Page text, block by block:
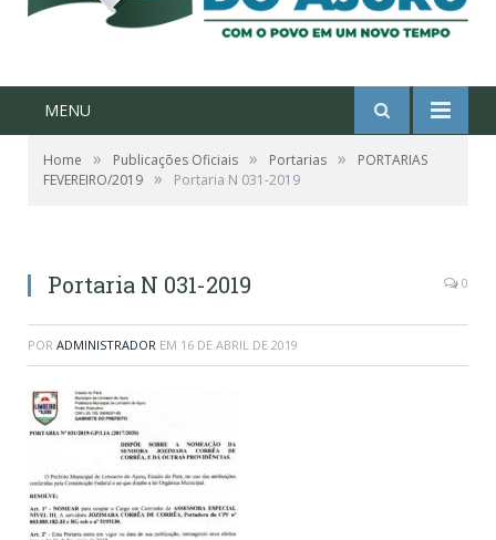
MENU
Home » Publicações Oficiais » Portarias »
PORTARIAS
FEVEREIRO/2019 » Portaria N 031-2019
Portaria N 031-2019 0
POR ADMINISTRADOR EM 16 DE ABRIL DE 2019